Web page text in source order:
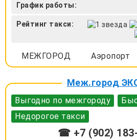
График работы:
Рейтинг такси:
МЕЖГОРОД Аэропорт
Меж.город
Выгодно по межгороду
Недорогое такси
☎ +7 (902)